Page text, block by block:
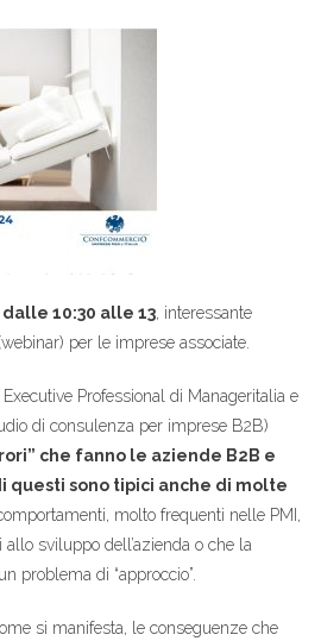
10:30 alle 13 , interessante
per le imprese associate.
Professional di Manageritalia e
di consulenza per imprese B2B)
che fanno le aziende B2B e
questi sono tipici anche di molte
molto frequenti nelle PMI,
sviluppo dell’azienda o che la
problema di “approccio”.
si manifesta, le conseguenze che